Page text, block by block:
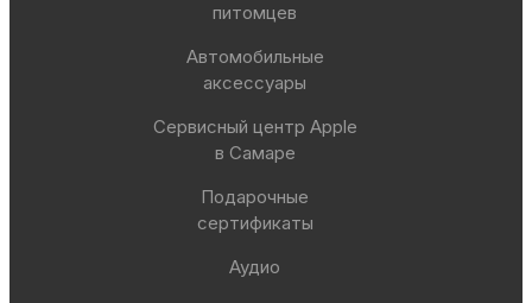
питомцев
Автомобильные
аксессуары
Сервисный центр Apple
в Самаре
Подарочные
сертификаты
Аудио